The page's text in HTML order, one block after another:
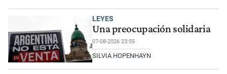
LEYES
Una preocupación solidaria
07-08-2026 23:55
SILVIA HOPENHAYN